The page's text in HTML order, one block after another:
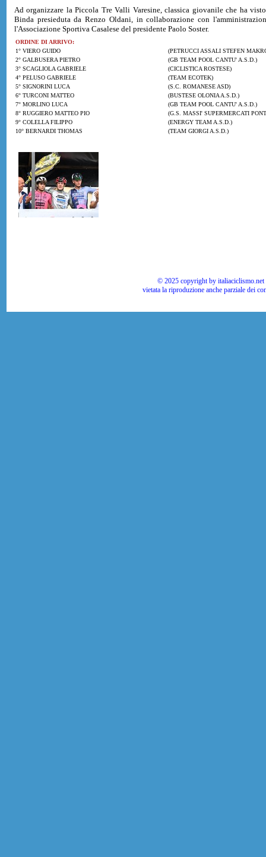
Ad organizzare la Piccola Tre Valli Varesine, classica giovanile che ha
Binda presieduta da Renzo Oldani, in collaborazione con
l'Associazione Sportiva Casalese del presidente Paolo Soster.
ORDINE DI ARRIVO:
1° VIERO GUIDO
(PETRUCCI ASSALI STEFEN
2° GALBUSERA PIETRO
(GB TEAM POOL CANTU' A.S.D.)
3° SCAGLIOLA GABRIELE
(CICLISTICA ROSTESE)
4° PELUSO GABRIELE
(TEAM ECOTEK)
5° SIGNORINI LUCA
(S.C. ROMANESE ASD)
6° TURCONI MATTEO
(BUSTESE OLONIA A.S.D.)
7° MORLINO LUCA
(GB TEAM POOL CANTU' A.S.D.)
8° RUGGIERO MATTEO PIO
(G.S. MASSI' SUPERMERCATI
9° COLELLA FILIPPO
(ENERGY TEAM A.S.D.)
10° BERNARDI THOMAS
(TEAM GIORGI A.S.D.)
© 2025 copyright by
vietata la riproduzione anche parziale dei